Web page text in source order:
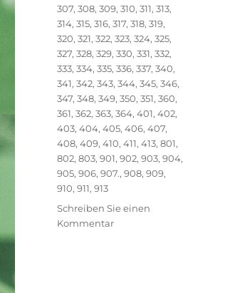
307,308,309,310,311,313,
314,315,316,317,318,319,
320,321,322,323,324,325,
327,328,329,330,331,332,
333,334,335,336,337,340,
341,342,343,344,345,346,
347,348,349,350,351,360,
361,362,363,364,401,402,
403,404,405,406,407,
408,409,410,411,413,801,
802,803,901,902,903,904,
905,906,907.,908,909,
910,911,913
Schreiben Sie einen
Kommentarzu